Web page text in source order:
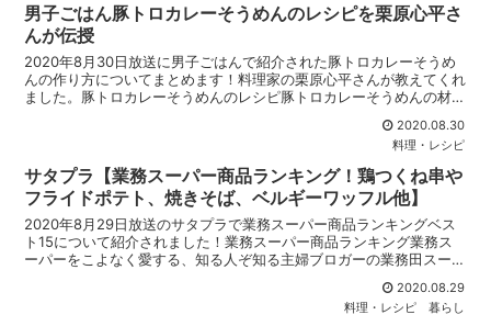
男子ごはん豚トロカレーそうめんのレシピを栗原心平さ
んが伝授
2020年8月30日放送に男子ごはんで紹介された豚トロカレーそうめ
んの作り方についてまとめます！料理家の栗原心平さんが教えてくれ
ました。豚トロカレーそうめんのレシピ豚トロカレーそうめんの材料
2020.08.30
料理・レシピ
サタプラ【業務スーパー商品ランキング！鶏つくね串や
フライドポテト、焼きそば、ベルギーワッフル他】
2020年8月29日放送のサタプラで業務スーパー商品ランキングベス
ト15について紹介されました！業務スーパー商品ランキング業務ス
ーパーをこよなく愛する、知る人ぞ知る主婦ブロガーの業務田スー子
2020.08.29
料理・レシピ
暮らし